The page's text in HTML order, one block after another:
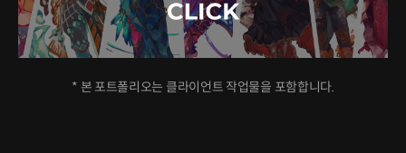
* 본 포트폴리오는 클라이언트 작업물을 포함합니다.